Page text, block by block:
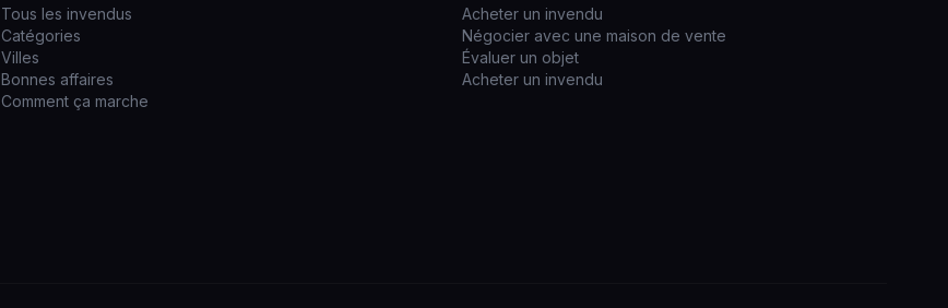
Tous les invendus
Catégories
Villes
Bonnes affaires
Comment ça marche
Acheter un invendu
Négocier avec une maison de vente
Évaluer un objet
Acheter un invendu